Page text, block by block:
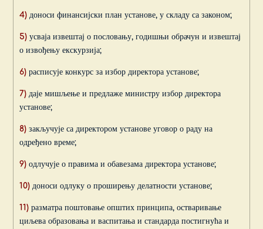
4) доноси финансијски план установе, у складу са законом;
5) усваја извештај о пословању, годишњи обрачун и извештај
о извођењу екскурзија;
6) расписује конкурс за избор директора установе;
7) даје мишљење и предлаже министру избор директора
установе;
8) закључује са директором установе уговор о раду на
одређено време;
9) одлучује о правима и обавезама директора установе;
10) доноси одлуку о проширењу делатности установе;
11) разматра поштовање општих принципа, остваривање
циљева образовања и васпитања и стандарда постигнућа и